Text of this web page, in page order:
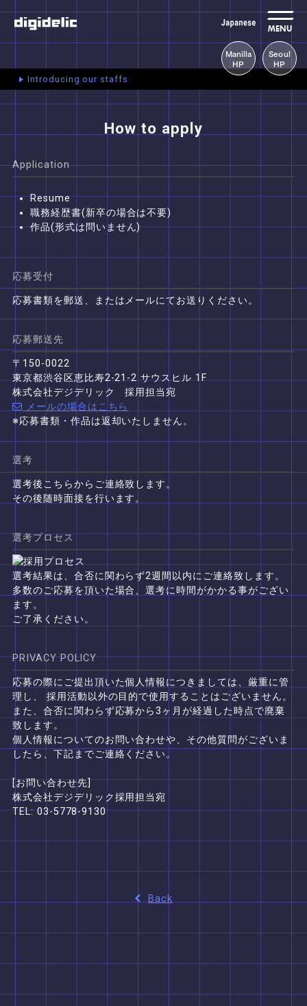
Manilla
HP
Seoul
HP
MENU
Introducing our staffs
How to apply
Application
Resume
職務経歴書(新卒の場合は不要)
作品(形式は問いません)
応募受付
応募書類を郵送、またはメールにてお送りください。
応募郵送先
〒150-0022
東京都渋谷区恵比寿2-21-2 サウスヒル 1F
株式会社デジデリック 採用担当宛
メールの場合はこちら
※応募書類・作品は返却いたしません。
選考
選考後こちらからご連絡致します。
その後随時面接を行います。
選考プロセス
選考結果は、合否に関わらず2週間以内にご連絡致します。
多数のご応募を頂いた場合、選考に時間がかかる事がござい
ます。
ご了承ください。
PRIVACY POLICY
応募の際にご提出頂いた個人情報につきましては、厳重に管
理し、
採用活動以外の目的で使用することはございません。
また、合否に関わらず応募から3ヶ月が経過した時点で廃棄
致します。
個人情報についてのお問い合わせや、その他質問がございま
したら、下記までご連絡ください。
[お問い合わせ先]
株式会社デジデリック採用担当宛
TEL: 03-5778-9130
Back